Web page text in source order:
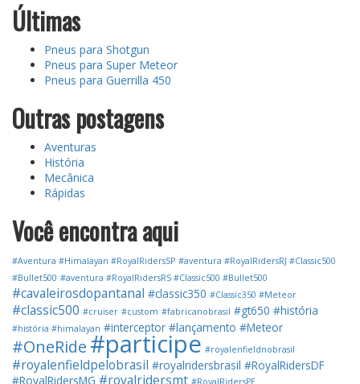
Últimas
Pneus para Shotgun
Pneus para Super Meteor
Pneus para Guerrilla 450
Outras postagens
Aventuras
História
Mecânica
Rápidas
Você encontra aqui
#Aventura #Himalayan #RoyalRidersSP #aventura #RoyalRidersRJ #Classic500
#Bullet500 #aventura #RoyalRidersRS #Classic500 #Bullet500
#cavaleirosdopantanal #classic350 #Classic350 #Meteor
#classic500 #cruiser #custom #fabricanobrasil #gt650 #história
#história #himalayan #interceptor #lançamento #Meteor
#OneRide #participe #royalenfieldnobrasil
#royalenfieldpelobrasil #royalridersbrasil #RoyalRidersDF
#RoyalRidersMG #royalridersmt